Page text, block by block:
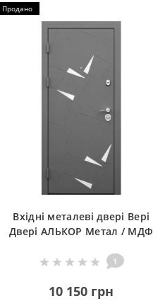
Продано
Вхідні металеві двері Вері
Двері АЛЬКОР Метал / МДФ
1
10 150 грн